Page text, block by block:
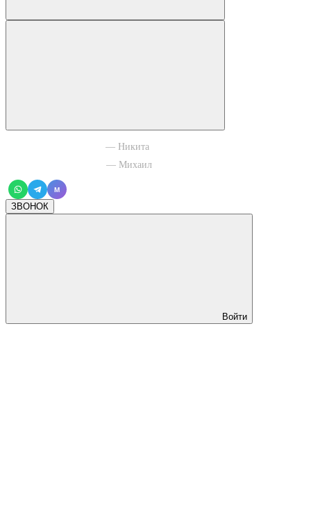
— Никита
— Михаил
M
ЗВОНОК
Войти